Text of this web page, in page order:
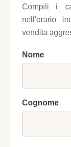
Compili i
nell'orario
vendita
Nome
Cognome